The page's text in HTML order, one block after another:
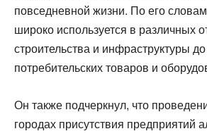
повседневной жизни. По его
широко используется в различных
строительства и инфраструктуры
потребительских товаров и
Он также подчеркнул, что
городах присутствия предприятий